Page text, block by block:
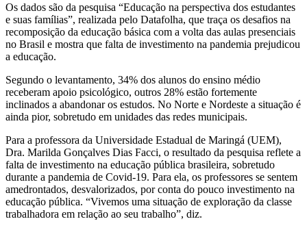
Os dados são da pesquisa “Educação na perspectiva dos estudantes
e suas famílias”, realizada pelo Datafolha, que traça os desafios na
recomposição da educação básica com a volta das aulas presenciais
no Brasil e mostra que falta de investimento na pandemia prejudicou
a educação.
Segundo o levantamento, 34% dos alunos do ensino médio
receberam apoio psicológico, outros 28% estão fortemente
inclinados a abandonar os estudos. No Norte e Nordeste a situação é
ainda pior, sobretudo em unidades das redes municipais.
Para a professora da Universidade Estadual de Maringá (UEM),
Dra. Marilda Gonçalves Dias Facci, o resultado da pesquisa reflete a
falta de investimento na educação pública brasileira, sobretudo
durante a pandemia de Covid-19. Para ela, os professores se sentem
amedrontados, desvalorizados, por conta do pouco investimento na
educação pública. “Vivemos uma situação de exploração da classe
trabalhadora em relação ao seu trabalho”, diz.